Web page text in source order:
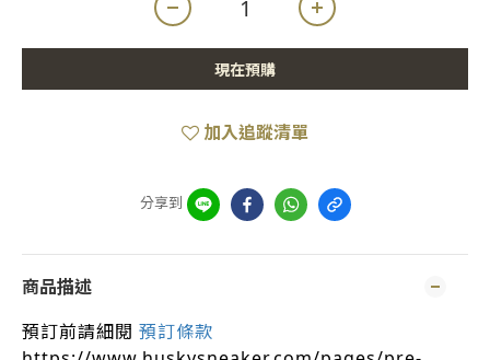
現在預購
加入追蹤清單
分享到
商品描述
預訂前請細閱 預訂條款